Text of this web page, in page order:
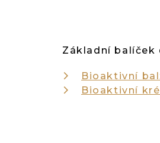
Základní balíček
Bioaktivní
Bioaktivní